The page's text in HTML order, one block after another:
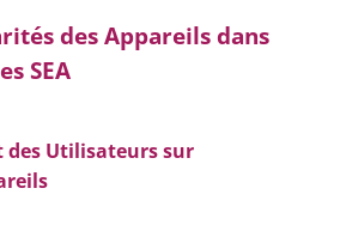
des Appareils dans
SEA
des Utilisateurs sur